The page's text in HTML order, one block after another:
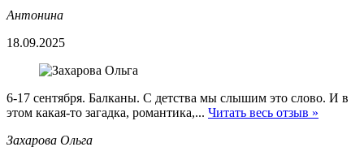
Антонина
18.09.2025
6-17 сентября. Балканы. С детства мы слышим это слово. И в
этом какая-то загадка, романтика,... Читать весь отзыв »
Захарова Ольга